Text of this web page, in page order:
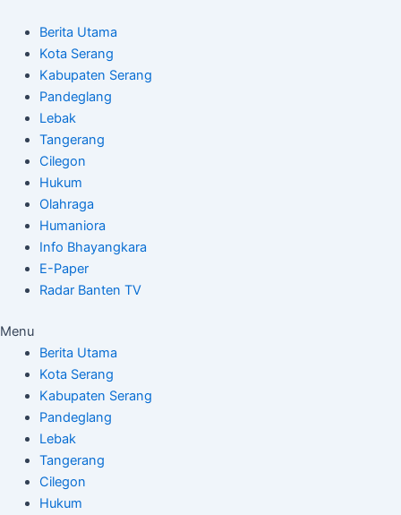
content
Berita Utama
Kota Serang
Kabupaten Serang
Pandeglang
Lebak
Tangerang
Cilegon
Hukum
Olahraga
Humaniora
Info Bhayangkara
E-Paper
Radar Banten TV
Menu
Berita Utama
Kota Serang
Kabupaten Serang
Pandeglang
Lebak
Tangerang
Cilegon
Hukum
navigation